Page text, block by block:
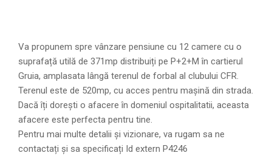
Va propunem spre vânzare pensiune cu 12 camere cu o
suprafață utilă de 371mp distribuiți pe P+2+M în cartierul
Gruia, amplasata lângă terenul de forbal al clubului CFR.
Terenul este de 520mp, cu acces pentru mașină din strada.
Dacă îți dorești o afacere în domeniul ospitalitatii, aceasta
afacere este perfecta pentru tine.
Pentru mai multe detalii și vizionare, va rugam sa ne
contactați și sa specificați Id extern P4246